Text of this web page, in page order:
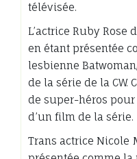
télévisée.
L’actrice Ruby Rose
en étant présentée
lesbienne
de la série de la CW.
de super-héros pour
d’un film de la série.
Trans actrice Nicole